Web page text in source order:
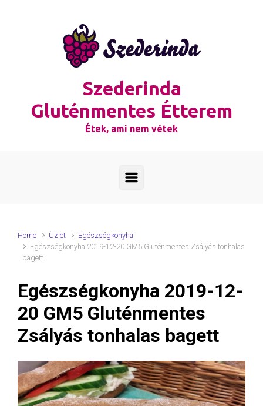
Szederinda
Gluténmentes Étterem
Étek, ami nem vétek
Home Üzlet
Egészségkonyha
Egészségkonyha 2019-12-20 GM5 Gluténmentes Zsályás tonhalas
bagett
Egészségkonyha 2019-12-
20 GM5 Gluténmentes
Zsályás tonhalas bagett